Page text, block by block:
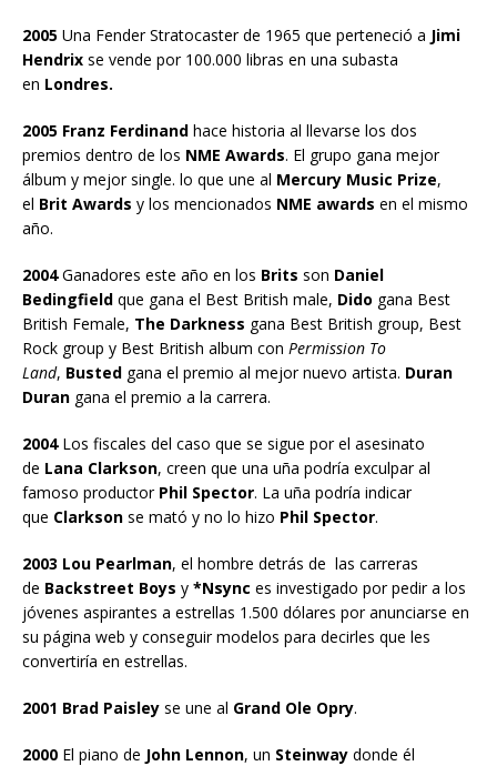
2005 Una Fender Stratocaster de 1965 que perteneció a Jimi
Hendrix se vende por 100.000 libras en una subasta
en Londres.
2005 Franz Ferdinand hace historia al llevarse los dos
premios dentro de los NME Awards. El grupo gana mejor
álbum y mejor single. lo que une al Mercury Music Prize,
el Brit Awards y los mencionados NME awards en el mismo
año.
2004Ganadores este año en los Brits son Daniel
Bedingfield que gana el Best British male, Dido gana Best
British Female, The Darkness gana Best British group, Best
Rock group y Best British album con Permission To
Land, Busted gana el premio al mejor nuevo artista. Duran
Duran gana el premio a la carrera.
2004Los fiscales del caso que se sigue por el asesinato
de Lana Clarkson, creen que una uña podría exculpar al
famoso productor Phil Spector. La uña podría indicar
que Clarkson se mató y no lo hizo Phil Spector.
2003 Lou Pearlman, el hombre detrás de las carreras
de Backstreet Boys y *Nsync es investigado por pedir a los
jóvenes aspirantes a estrellas 1.500 dólares por anunciarse en
su página web y conseguir modelos para decirles que les
convertiría en estrellas.
2001 Brad Paisley se une al Grand Ole Opry.
2000 El piano de John Lennon, un Steinway donde él